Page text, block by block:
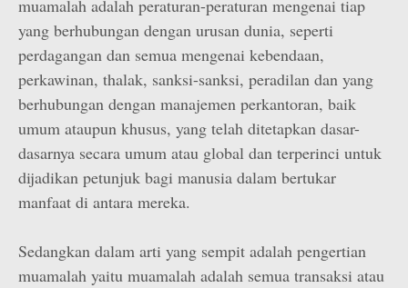
muamalah adalah peraturan-peraturan mengenai tiap
yang berhubungan dengan urusan dunia, seperti
perdagangan dan semua mengenai kebendaan,
perkawinan, thalak, sanksi-sanksi, peradilan dan yang
berhubungan dengan manajemen perkantoran, baik
umum ataupun khusus, yang telah ditetapkan dasar-
dasarnya secara umum atau global dan terperinci untuk
dijadikan petunjuk bagi manusia dalam bertukar
manfaat di antara mereka.
Sedangkan dalam arti yang sempit adalah pengertian
muamalah yaitu muamalah adalah semua transaksi atau